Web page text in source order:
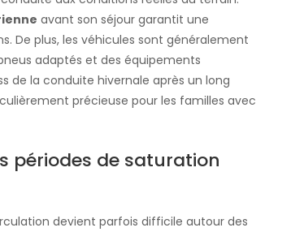
avant son séjour garantit une
De plus, les véhicules sont généralement
adaptés et des équipements
de la conduite hivernale après un long
précieuse pour les familles avec
périodes de saturation
devient parfois difficile autour des